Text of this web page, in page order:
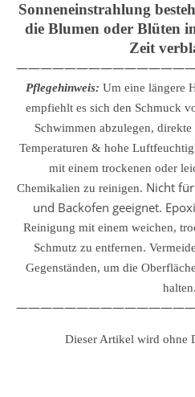
Sonneneinstrahlung
die Blumen oder Blüten
Zeit
Pflegehinweis: Um eine längere
empfiehlt es sich den Schmuck
Schwimmen abzulegen,
Temperaturen & hohe
mit einem trockenen oder
Chemikalien zu reinigen. Nicht
und Backofen geeignet.
Reinigung mit einem weichen,
Schmutz zu entfernen.
Gegenständen, um die
halten.
Dieser Artikel wird ohne